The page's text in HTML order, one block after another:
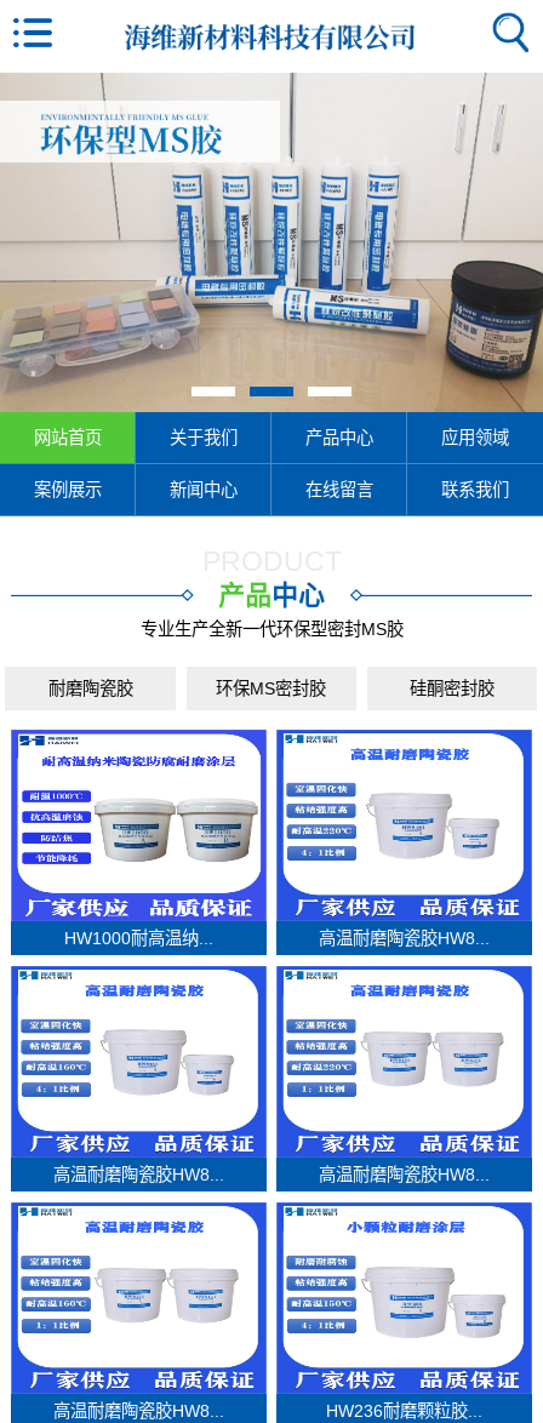
网站首页 关于我们 产品中心 应用领域
案例展示 新闻中心 在线留言 联系我们
产品中心
专业生产全新一代环保型密封MS胶
耐磨陶瓷胶 环保MS密封胶 硅酮密封胶
HW1000耐高温纳... 高温耐磨陶瓷胶HW8...
高温耐磨陶瓷胶HW8... 高温耐磨陶瓷胶HW8...
高温耐磨陶瓷胶HW8... HW236耐磨颗粒胶...